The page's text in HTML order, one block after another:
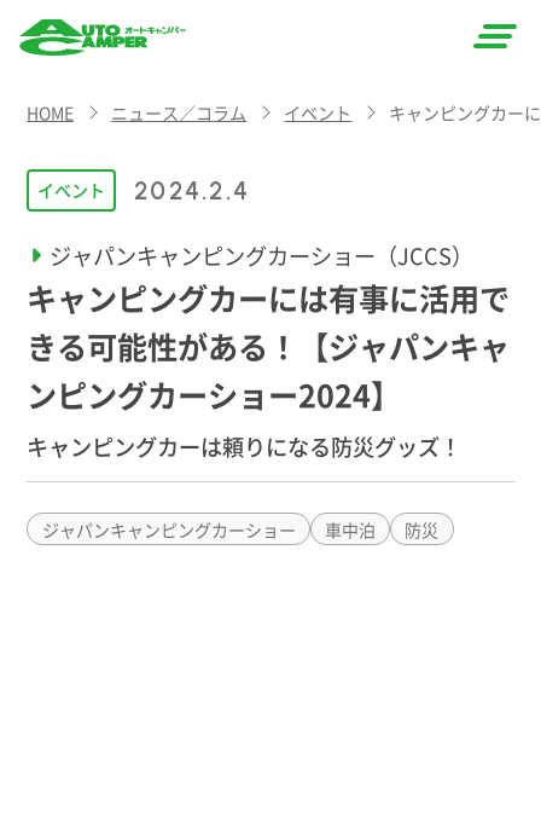
CAMPER
（オート
キャン
パー）
HOME ニュース／コラム イベント キャンピングカー
イベント 2024.2.4
ジャパンキャンピングカーショー（JCCS）
キャンピングカーには有事に活用で
きる可能性がある！【ジャパンキャ
ンピングカーショー2024】
キャンピングカーは頼りになる防災グッズ！
ジャパンキャンピングカーショー 車中泊 防災